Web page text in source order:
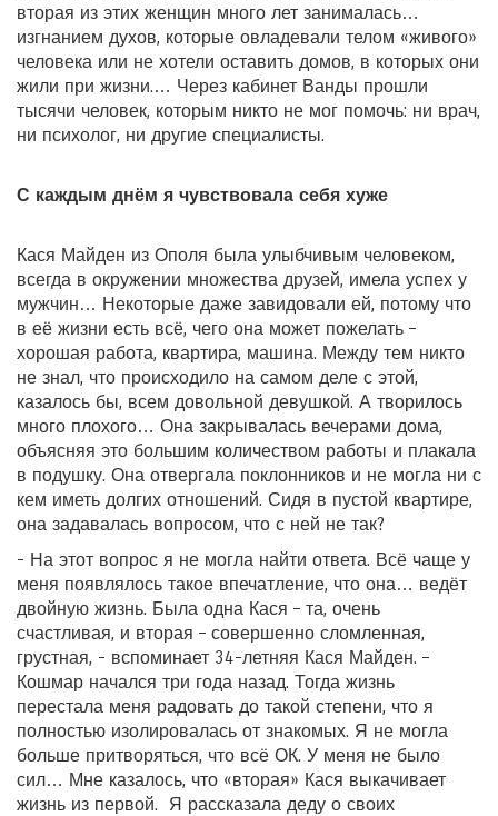
вторая из этих женщин много лет занималась…
изгнанием духов, которые овладевали телом «живого»
человека или не хотели оставить домов, в которых они
жили при жизни.… Через кабинет Ванды прошли
тысячи человек, которым никто не мог помочь: ни врач,
ни психолог, ни другие специалисты.
С каждым днём я чувствовала себя хуже
Кася Майден из Ополя была улыбчивым человеком,
всегда в окружении множества друзей, имела успех у
мужчин… Некоторые даже завидовали ей, потому что
в её жизни есть всё, чего она может пожелать –
хорошая работа, квартира, машина. Между тем никто
не знал, что происходило на самом деле с этой,
казалось бы, всем довольной девушкой. А творилось
много плохого… Она закрывалась вечерами дома,
объясняя это большим количеством работы и плакала
в подушку. Она отвергала поклонников и не могла ни с
кем иметь долгих отношений. Сидя в пустой квартире,
она задавалась вопросом, что с ней не так?
- На этот вопрос я не могла найти ответа. Всё чаще у
меня появлялось такое впечатление, что она… ведёт
двойную жизнь. Была одна Кася – та, очень
счастливая, и вторая – совершенно сломленная,
грустная, - вспоминает 34-летняя Кася Майден. –
Кошмар начался три года назад. Тогда жизнь
перестала меня радовать до такой степени, что я
полностью изолировалась от знакомых. Я не могла
больше притворяться, что всё ОК. У меня не было
сил… Мне казалось, что «вторая» Кася выкачивает
жизнь из первой. Я рассказала деду о своих